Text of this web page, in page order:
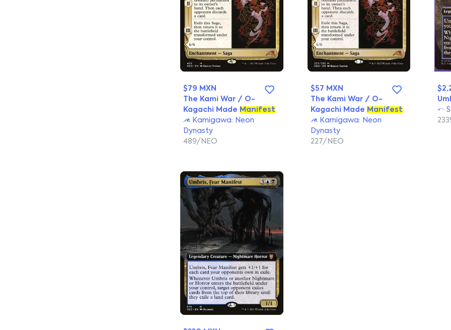
$79 MXN
The Kami War / O-
Kagachi Made Manifest
Kamigawa: Neon
Dynasty
489/NEO
$57 MXN
The Kami War / O-
Kagachi Made Manifest
Kamigawa: Neon
Dynasty
227/NEO